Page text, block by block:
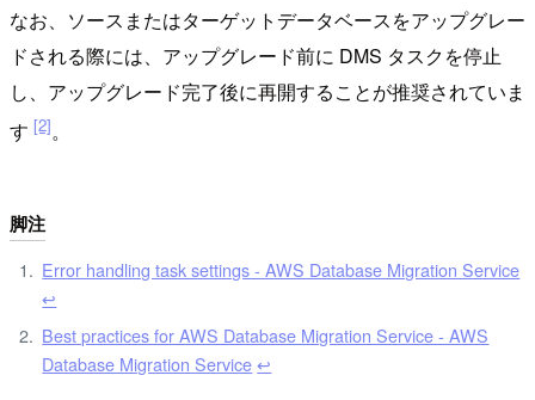
なお、ソースまたはターゲットデータベースをアップグレー
ドされる際には、アップグレード前に DMS タスクを停止
し、アップグレード完了後に再開することが推奨されていま
す [2]。
脚注
Error handling task settings - AWS Database Migration Service
↩︎
Best practices for AWS Database Migration Service - AWS
Database Migration Service ↩︎